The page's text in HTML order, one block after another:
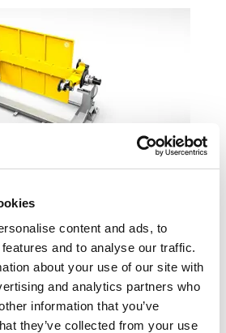
content and ads, to
and to analyse our traffic.
about your use of our site with
and analytics partners who
information that you’ve
they’ve collected from your use